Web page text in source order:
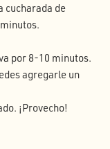
cucharada de
por 8-10 minutos.
agregarle un
¡Provecho!